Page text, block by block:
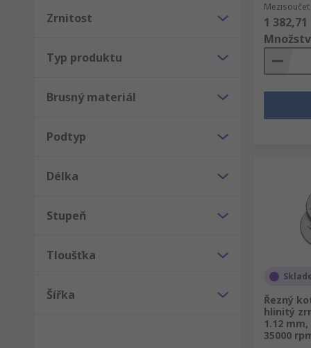
Zrnitost
Typ produktu
Brusný materiál
Podtyp
Délka
Stupeň
Tloušťka
Šířka
1 382,71
Řezný
hlinitý
1.12
35000